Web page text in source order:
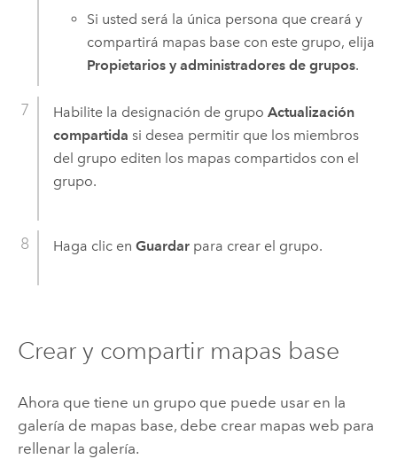
Si usted será la única persona que creará y
compartirá mapas base con este grupo, elija
Propietarios y administradores de grupos.
Habilite la designación de grupo Actualización
compartida si desea permitir que los miembros
del grupo editen los mapas compartidos con el
grupo.
Haga clic en Guardarpara crear el grupo.
Crear y compartir mapas base
Ahora que tiene un grupo que puede usar en la
galería de mapas base, debe crear mapas web para
rellenar la galería.